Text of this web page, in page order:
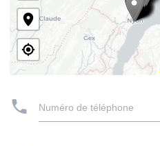
Numéro de téléphone